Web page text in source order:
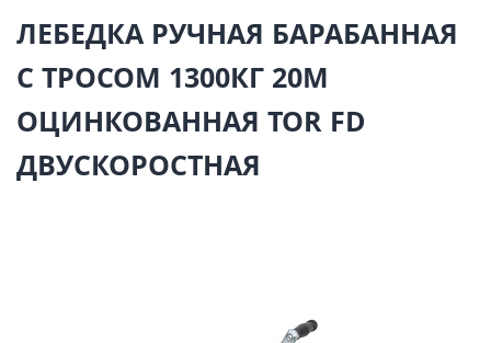
ЛЕБЕДКА РУЧНАЯ БАРАБАННАЯ
С ТРОСОМ 1300КГ 20М
ОЦИНКОВАННАЯ TOR FD
ДВУСКОРОСТНАЯ